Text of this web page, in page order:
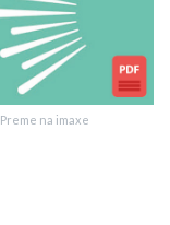
Preme na imaxe